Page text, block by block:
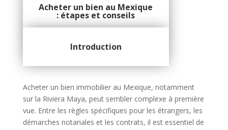
Acheter un bien au Mexique
: étapes et conseils
Introduction
Acheter un bien immobilier au Mexique, notamment
sur la Riviera Maya, peut sembler complexe à première
vue. Entre les règles spécifiques pour les étrangers, les
démarches notariales et les contrats, il est essentiel de